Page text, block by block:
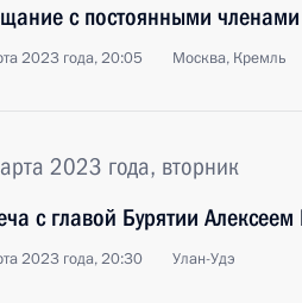
с постоянными членами
2023 года, 20:05 Москва, Кремль
2023 года, вторник
с главой Бурятии
2023 года, 20:30 Улан-Удэ